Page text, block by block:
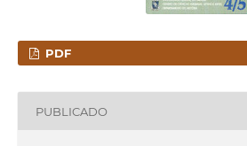
PDF
PUBLICADO